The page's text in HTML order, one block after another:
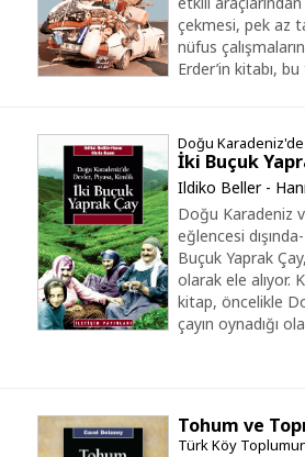
çekmesi, pek az
nüfus
Erder’in kitabı, bu
Doğu
İki Buçuk
Ildiko Beller -
Doğu Karadeniz
eğlencesi
Buçuk Yaprak
olarak ele alıyor.
kitap, öncelikle
çayın oynadığı
Tohum ve
Türk Köy